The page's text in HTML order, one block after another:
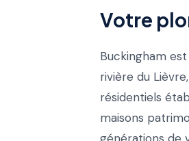
Votre
Buckingham
rivière du
résidentiels
maisons